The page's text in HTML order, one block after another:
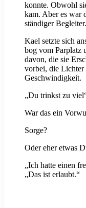
konnte. Obwohl
kam. Aber es war
ständiger Begleiter.
Kael setzte sich
bog vom Parplatz
davon, die sie
vorbei, die Lichter
Geschwindigkeit.
„Du trinkst zu
War das ein
Sorge?
Oder eher etwas
„Ich hatte einen
„Das ist erlaubt.“